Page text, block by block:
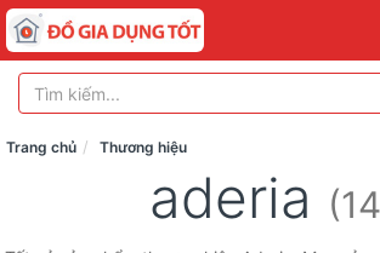
Trang chủ Thương hiệu
aderia